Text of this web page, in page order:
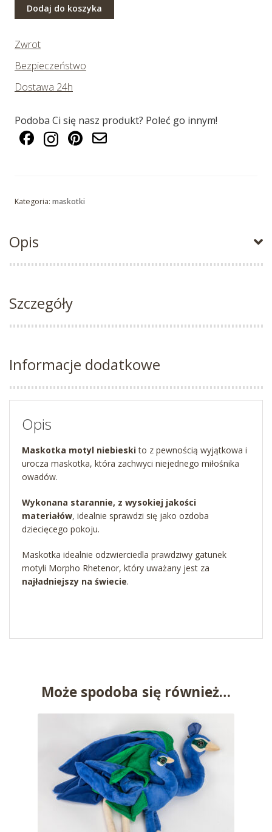
niebieski
Dodaj do koszyka
Zwrot
Bezpieczeństwo
Dostawa 24h
Podoba Ci się nasz produkt? Poleć go innym!
Kategoria: maskotki
Opis
Szczegóły
Informacje dodatkowe
Opis
Maskotka motyl niebieskito z pewnością wyjątkowa i
urocza maskotka, która zachwyci niejednego miłośnika
owadów.
Wykonana starannie, z wysokiej jakości
materiałów, idealnie sprawdzi się jako ozdoba
dziecięcego pokoju.
Maskotka idealnie odzwierciedla prawdziwy gatunek
motyli Morpho Rhetenor, który uważany jest za
najładniejszy na świecie.
Może spodoba się również…